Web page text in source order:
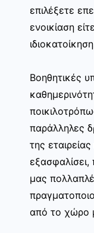
επιλέξετε
ενοικίαση
Βοηθητικές
παράλληλες
της
μας
από το χώρο